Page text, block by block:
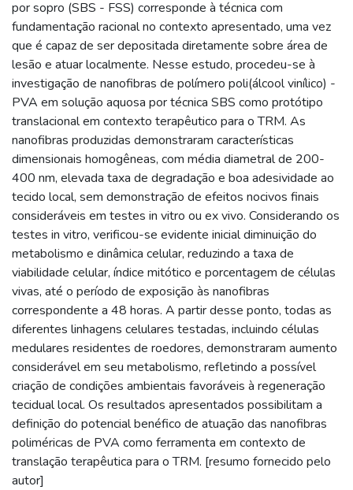
por sopro (SBS - FSS) corresponde à técnica com
fundamentação racional no contexto apresentado, uma vez
que é capaz de ser depositada diretamente sobre área de
lesão e atuar localmente. Nesse estudo, procedeu-se à
investigação de nanofibras de polímero poli(álcool vinílico) -
PVA em solução aquosa por técnica SBS como protótipo
translacional em contexto terapêutico para o TRM. As
nanofibras produzidas demonstraram características
dimensionais homogêneas, com média diametral de 200-
400 nm, elevada taxa de degradação e boa adesividade ao
tecido local, sem demonstração de efeitos nocivos finais
consideráveis em testes in vitro ou ex vivo. Considerando os
testes in vitro, verificou-se evidente inicial diminuição do
metabolismo e dinâmica celular, reduzindo a taxa de
viabilidade celular, índice mitótico e porcentagem de células
vivas, até o período de exposição às nanofibras
correspondente a 48 horas. A partir desse ponto, todas as
diferentes linhagens celulares testadas, incluindo células
medulares residentes de roedores, demonstraram aumento
considerável em seu metabolismo, refletindo a possível
criação de condições ambientais favoráveis à regeneração
tecidual local. Os resultados apresentados possibilitam a
definição do potencial benéfico de atuação das nanofibras
poliméricas de PVA como ferramenta em contexto de
translação terapêutica para o TRM. [resumo fornecido pelo
autor]